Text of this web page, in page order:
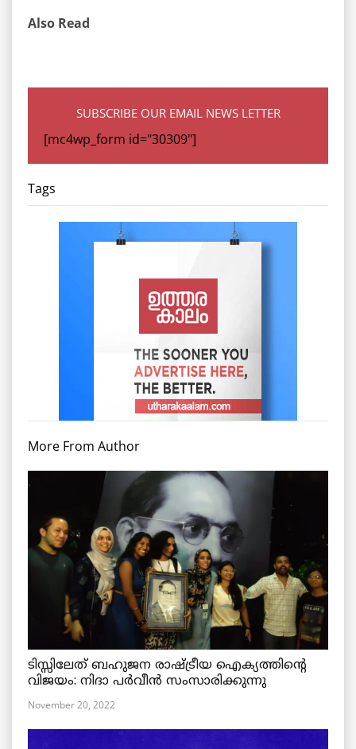
Also Read
SUBSCRIBE OUR EMAIL NEWS LETTER
[mc4wp_form id="30309"]
Tags
More From Author
ടിസ്സിലേത് ബഹുജന രാഷ്ട്രീയ ഐക്യത്തിന്റെ
വിജയം: നിദാ പർവീൻ സംസാരിക്കുന്നു
November 20, 2022